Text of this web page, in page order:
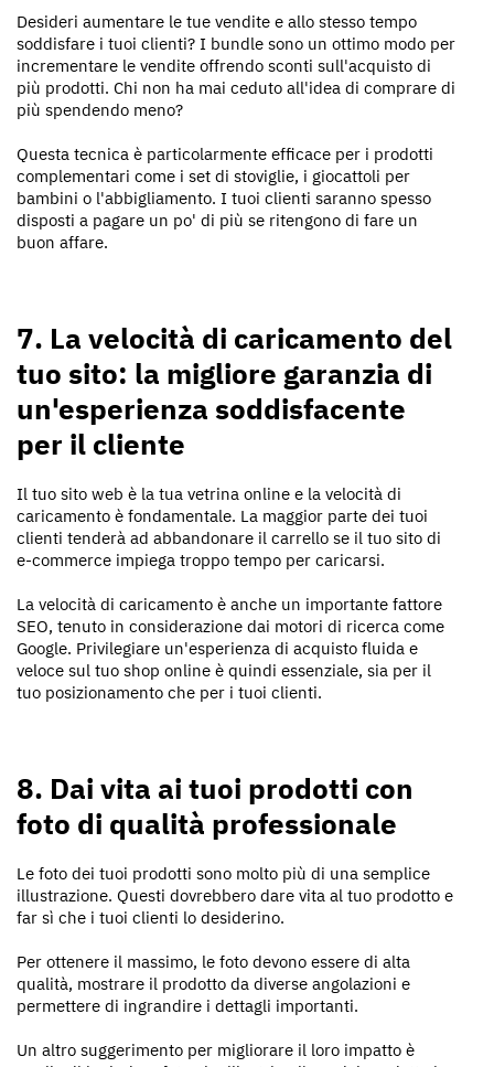
Desideri aumentare le tue vendite e allo stesso tempo
soddisfare i tuoi clienti? I bundle sono un ottimo modo per
incrementare le vendite offrendo sconti sull'acquisto di
più prodotti. Chi non ha mai ceduto all'idea di comprare di
più spendendo meno?
Questa tecnica è particolarmente efficace per i prodotti
complementari come i set di stoviglie, i giocattoli per
bambini o l'abbigliamento. I tuoi clienti saranno spesso
disposti a pagare un po' di più se ritengono di fare un
buon affare.
7. La velocità di caricamento del
tuo sito: la migliore garanzia di
un'esperienza soddisfacente
per il cliente
Il tuo sito web è la tua vetrina online e la velocità di
caricamento è fondamentale. La maggior parte dei tuoi
clienti tenderà ad abbandonare il carrello se il tuo sito di
e-commerce impiega troppo tempo per caricarsi.
La velocità di caricamento è anche un importante fattore
SEO, tenuto in considerazione dai motori di ricerca come
Google. Privilegiare un'esperienza di acquisto fluida e
veloce sul tuo shop online è quindi essenziale, sia per il
tuo posizionamento che per i tuoi clienti.
8. Dai vita ai tuoi prodotti con
foto di qualità professionale
Le foto dei tuoi prodotti sono molto più di una semplice
illustrazione. Questi dovrebbero dare vita al tuo prodotto e
far sì che i tuoi clienti lo desiderino.
Per ottenere il massimo, le foto devono essere di alta
qualità, mostrare il prodotto da diverse angolazioni e
permettere di ingrandire i dettagli importanti.
Un altro suggerimento per migliorare il loro impatto è